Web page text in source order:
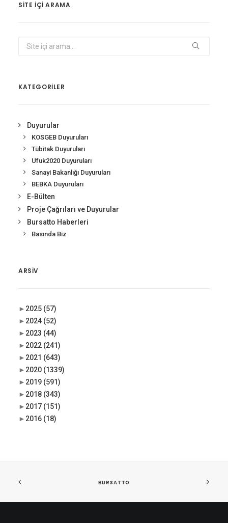
SITE IÇI ARAMA
KATEGORİLER
Duyurular
KOSGEB Duyuruları
Tübitak Duyuruları
Ufuk2020 Duyuruları
Sanayi Bakanlığı Duyuruları
BEBKA Duyuruları
E-Bülten
Proje Çağrıları ve Duyurular
Bursatto Haberleri
Basında Biz
ARSIV
► 2025 (57)
► 2024 (52)
► 2023 (44)
► 2022 (241)
► 2021 (643)
► 2020 (1339)
► 2019 (591)
► 2018 (343)
► 2017 (151)
► 2016 (18)
BURSATTO